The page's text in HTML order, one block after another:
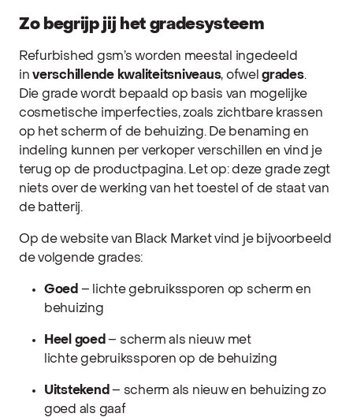
Zo begrijp jij het gradesysteem
Refurbished gsm’s worden meestal ingedeeld
inverschillende kwaliteitsniveaus, ofwelgrades.
Die grade wordt bepaald op basis van mogelijke
cosmetische imperfecties, zoals zichtbare krassen
op het scherm of de behuizing. De benaming en
indeling kunnen per verkoper verschillen en vind je
terug op de productpagina. Let op: deze grade zegt
niets over de werking van het toestel of de staat van
de batterij.
Op de website van Black Market vind je bijvoorbeeld
de volgende grades:
Goed – lichte gebruikssporen op scherm en
behuizing
Heel goed– scherm als nieuw met
lichte gebruikssporen op de behuizing
Uitstekend– scherm als nieuw en behuizing zo
goed als gaaf